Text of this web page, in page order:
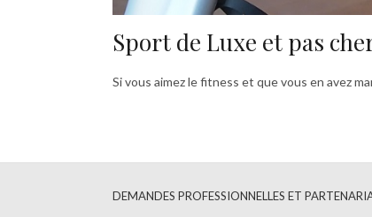
Sport de Luxe et pas
Si vous aimez le fitness et que vous en avez
DEMANDES PROFESSIONNELLES ET